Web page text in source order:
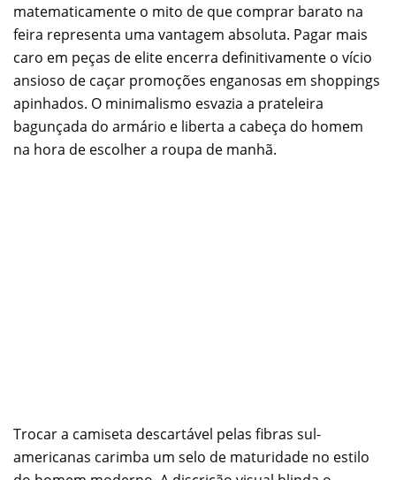
matematicamente o mito de que comprar barato na
feira representa uma vantagem absoluta. Pagar mais
caro em peças de elite encerra definitivamente o vício
ansioso de caçar promoções enganosas em shoppings
apinhados. O minimalismo esvazia a prateleira
bagunçada do armário e liberta a cabeça do homem
na hora de escolher a roupa de manhã.
Trocar a camiseta descartável pelas fibras sul-
americanas carimba um selo de maturidade no estilo